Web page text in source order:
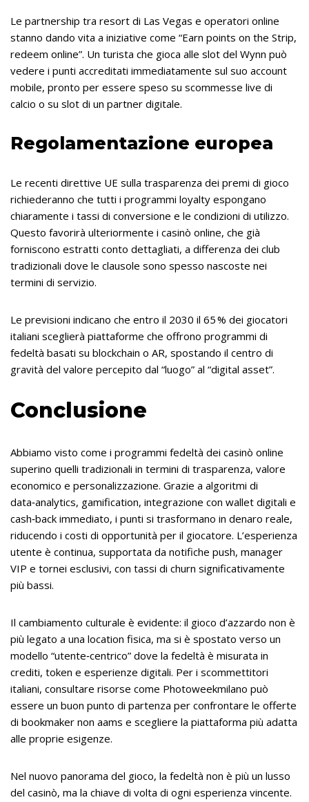
Le partnership tra resort di Las Vegas e operatori online
stanno dando vita a iniziative come “Earn points on the Strip,
redeem online”. Un turista che gioca alle slot del Wynn può
vedere i punti accreditati immediatamente sul suo account
mobile, pronto per essere speso su scommesse live di
calcio o su slot di un partner digitale.
Regolamentazione europea
Le recenti direttive UE sulla trasparenza dei premi di gioco
richiederanno che tutti i programmi loyalty espongano
chiaramente i tassi di conversione e le condizioni di utilizzo.
Questo favorirà ulteriormente i casinò online, che già
forniscono estratti conto dettagliati, a differenza dei club
tradizionali dove le clausole sono spesso nascoste nei
termini di servizio.
Le previsioni indicano che entro il 2030 il 65 % dei giocatori
italiani sceglierà piattaforme che offrono programmi di
fedeltà basati su blockchain o AR, spostando il centro di
gravità del valore percepito dal “luogo” al “digital asset”.
Conclusione
Abbiamo visto come i programmi fedeltà dei casinò online
superino quelli tradizionali in termini di trasparenza, valore
economico e personalizzazione. Grazie a algoritmi di
data‑analytics, gamification, integrazione con wallet digitali e
cash‑back immediato, i punti si trasformano in denaro reale,
riducendo i costi di opportunità per il giocatore. L’esperienza
utente è continua, supportata da notifiche push, manager
VIP e tornei esclusivi, con tassi di churn significativamente
più bassi.
Il cambiamento culturale è evidente: il gioco d’azzardo non è
più legato a una location fisica, ma si è spostato verso un
modello “utente‑centrico” dove la fedeltà è misurata in
crediti, token e esperienze digitali. Per i scommettitori
italiani, consultare risorse come Photoweekmilano può
essere un buon punto di partenza per confrontare le offerte
di bookmaker non aams e scegliere la piattaforma più adatta
alle proprie esigenze.
Nel nuovo panorama del gioco, la fedeltà non è più un lusso
del casinò, ma la chiave di volta di ogni esperienza vincente.